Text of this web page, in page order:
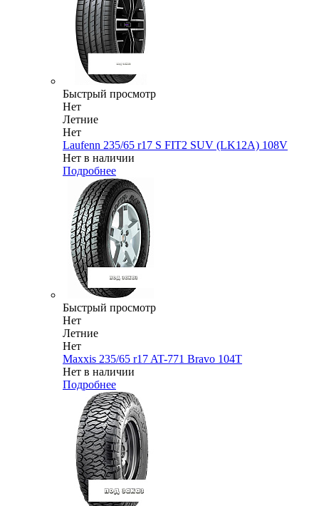
Быстрый просмотр
Нет
Летние
Нет
Laufenn 235/65 r17 S FIT2 SUV (LK12A) 108V
Нет в наличии
Подробнее
Быстрый просмотр
Нет
Летние
Нет
Maxxis 235/65 r17 AT-771 Bravo 104T
Нет в наличии
Подробнее